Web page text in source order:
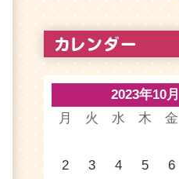
2023年10月
月
火 水 木 金
2
3 4 5 6